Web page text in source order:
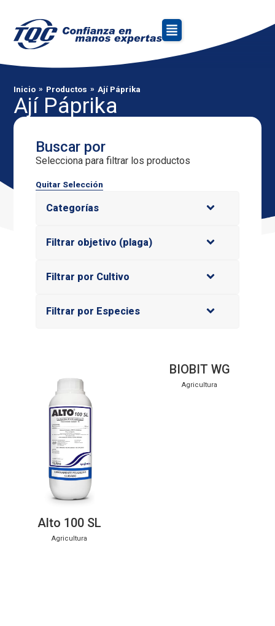
Inicio » Productos » Ají Páprika
Ají Páprika
Buscar por
Selecciona para filtrar los productos
Quitar Selección
Categorías
Filtrar objetivo (plaga)
Filtrar por Cultivo
Filtrar por Especies
Alto 100 SL
Agricultura
BIOBIT WG
Agricultura